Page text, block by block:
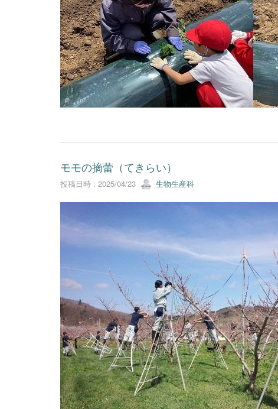
モモの摘蕾（てきらい）
投稿日時 : 2025/04/23 生物生産科